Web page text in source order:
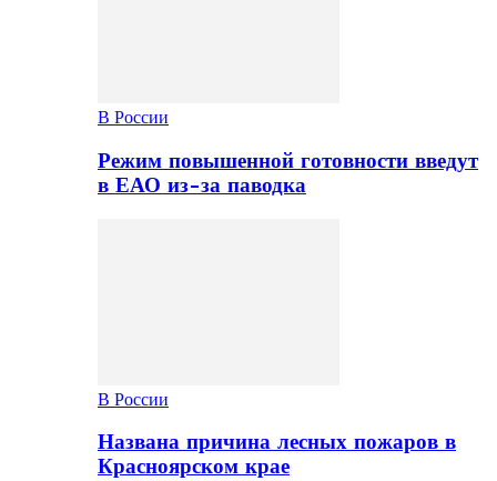
В России
Режим повышенной готовности введут
в ЕАО из-за паводка
В России
Названа причина лесных пожаров в
Красноярском крае